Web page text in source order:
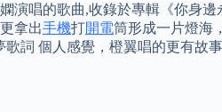
唱的歌曲,收錄於專輯《你身
拿出手機打開電筒形成一片燈海
詞 個人感覺，橙翼唱的更有